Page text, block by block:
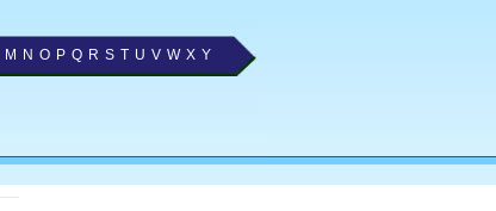
M N O P Q R S T U V W X Y